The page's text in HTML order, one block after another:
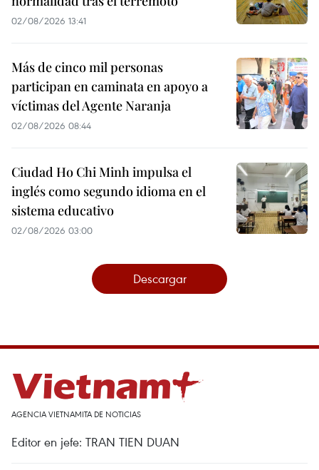
02/08/2026 13:41
Más de cinco mil personas
participan en caminata en apoyo a
víctimas del Agente Naranja
02/08/2026 08:44
Ciudad Ho Chi Minh impulsa el
inglés como segundo idioma en el
sistema educativo
02/08/2026 03:00
Descargar
AGENCIA VIETNAMITA DE NOTICIAS
Editor en jefe: TRAN TIEN DUAN